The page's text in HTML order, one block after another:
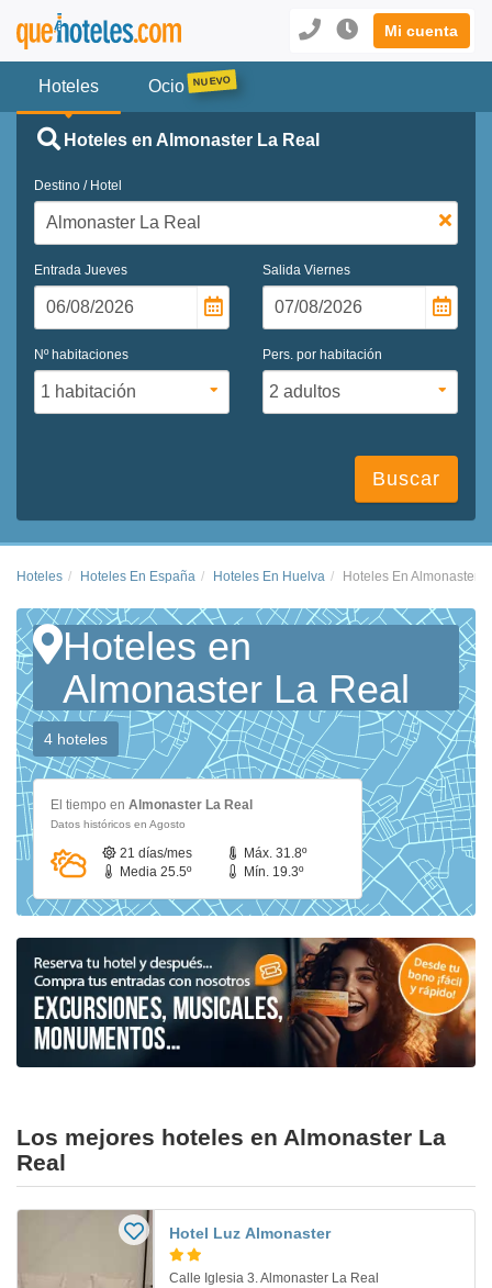
Mi cuenta
Hoteles Ocio
Hoteles en Almonaster La Real
Destino / Hotel
Entrada Jueves Salida Viernes
Nº habitaciones Pers. por habitación
Buscar
Hoteles Hoteles En España Hoteles En Huelva Hoteles En Almonaster
Hoteles en
Almonaster La Real
4 hoteles
El tiempo en Almonaster La Real
Datos históricos en Agosto
21 días/mes
Máx. 31.8º
Media 25.5º
Mín. 19.3º
Los mejores hoteles en Almonaster La
Real
Hotel Luz Almonaster
Calle Iglesia 3. Almonaster La Real